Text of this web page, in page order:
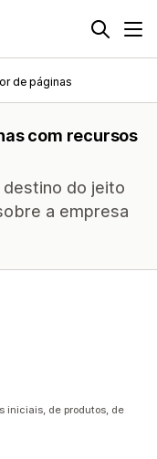
de páginas
com recursos
destino do jeito
a empresa
iniciais, de produtos, de